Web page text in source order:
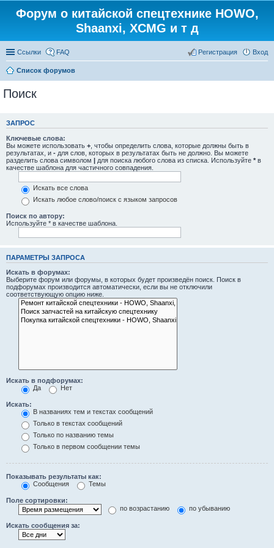
Форум о китайской спецтехнике HOWO,
Shaanxi, XCMG и т д
Ссылки FAQ Вход
Регистрация
Список форумов
Поиск
ЗАПРОС
Ключевые слова:
Вы можете использовать + , чтобы определить слова, которые должны быть в
результатах, и - для слов, которых в результатах быть не должно. Вы можете
разделить слова символом | для поиска любого слова из списка. Используйте * в
качестве шаблона для частичного совпадения.
Искать все слова
Искать любое слово/поиск с языком запросов
Поиск по автору:
Используйте * в качестве шаблона.
ПАРАМЕТРЫ ЗАПРОСА
Искать в форумах:
Выберите форум или форумы, в которых будет произведён поиск. Поиск в
подфорумах производится автоматически, если вы не отключили
соответствующую опцию ниже.
Искать в подфорумах:
Да
Нет
Искать:
В названиях тем и текстах сообщений
Только в текстах сообщений
Только по названию темы
Только в первом сообщении темы
Показывать результаты как:
Сообщения
Темы
Поле сортировки:
по возрастанию
по убыванию
Искать сообщения за: